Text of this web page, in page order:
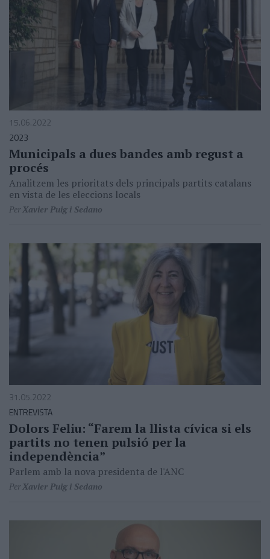
15.06.2022
2023
Municipals a dues bandes amb regust a
procés
Analitzem les prioritats dels principals partits catalans
en vista de les eleccions locals
PerXavier Puig i Sedano
31.05.2022
ENTREVISTA
Dolors Feliu: “Farem la llista cívica si els
partits no tenen pulsió per la
independència”
Parlem amb la nova presidenta de l'ANC
PerXavier Puig i Sedano